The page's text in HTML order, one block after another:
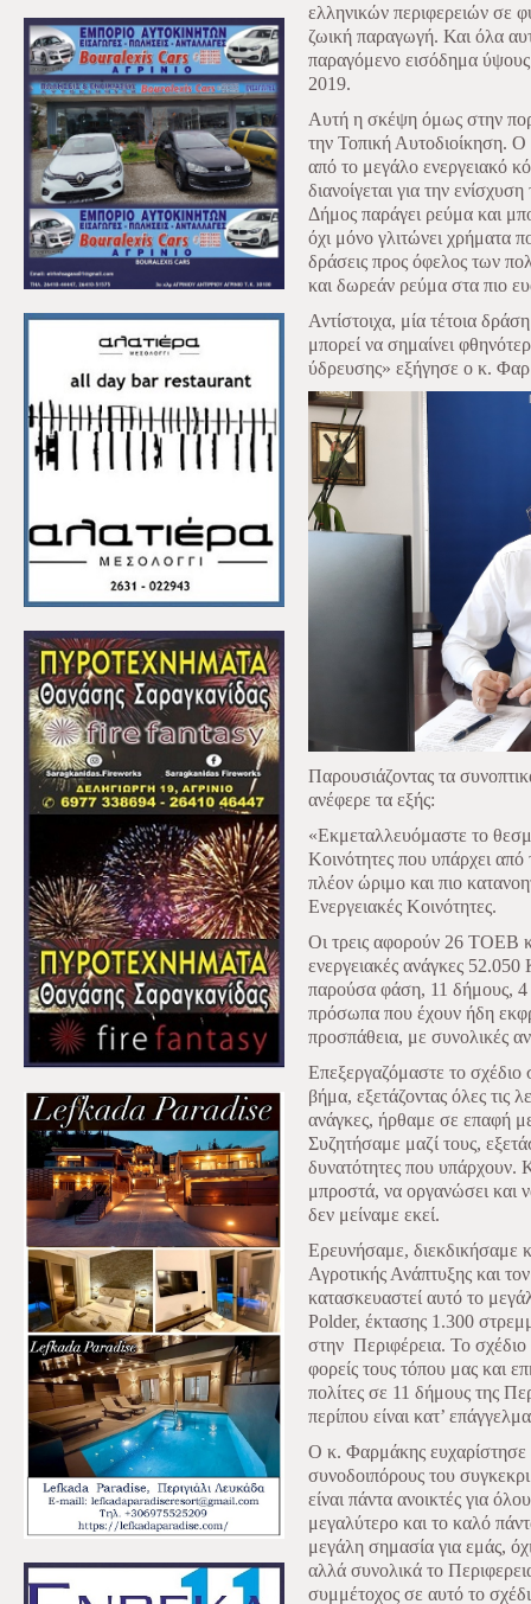
ελληνικών περιφερειών σε
ζωική παραγωγή. Και όλα
παραγόμενο εισόδημα ύψους
2019.
Αυτή η σκέψη όμως στην
την Τοπική Αυτοδιοίκηση. Ο
από το μεγάλο ενεργειακό
διανοίγεται για την
Δήμος παράγει ρεύμα και
όχι μόνο γλιτώνει χρήματα
δράσεις προς όφελος των
και δωρεάν ρεύμα στα πιο
Αντίστοιχα, μία τέτοια
μπορεί να σημαίνει
ύδρευσης» εξήγησε ο κ.
Παρουσιάζοντας τα
ανέφερε τα εξής:
«Εκμεταλλευόμαστε το
Κοινότητες που υπάρχει από
πλέον ώριμο και πιο
Ενεργειακές Κοινότητες.
Οι τρεις αφορούν 26 ΤΟΕΒ
ενεργειακές ανάγκες
παρούσα φάση, 11 δήμους, 4
πρόσωπα που έχουν ήδη
προσπάθεια, με συνολικές
Επεξεργαζόμαστε το
βήμα, εξετάζοντας όλες τις
ανάγκες, ήρθαμε σε επαφή
Συζητήσαμε μαζί τους,
δυνατότητες που υπάρχουν.
μπροστά, να οργανώσει και
δεν μείναμε εκεί.
Ερευνήσαμε, διεκδικήσαμε
Αγροτικής Ανάπτυξης και
κατασκευαστεί αυτό το
Polder, έκτασης 1.300
στην Περιφέρεια. Το
φορείς τους τόπου μας και
πολίτες σε 11 δήμους της
περίπου είναι κατ’
Ο κ. Φαρμάκης ευχαρίστησε
συνοδοιπόρους του
είναι πάντα ανοικτές για
μεγαλύτερο και το καλό
μεγάλη σημασία για εμάς,
αλλά συνολικά το
συμμέτοχος σε αυτό το